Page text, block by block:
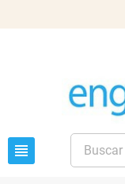
view_headline